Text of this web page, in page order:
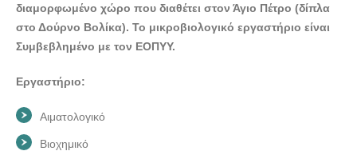
ΜΙΚΡΟΒΙΟΛΟΓΙΚΟ ΕΡΓΑΣΤΗΡΙΟ ΑΝΔΡΟΣ ΓΑΥΡΙΟ |
ΚΑΚΛΑΜΑΝΗΣ ΓΕΩΡΓΙΟΣ - doctors4u.gr
ΜΙΚΡΟΒΙΟΛΟΓΙΚΟ ΕΡΓΑΣΤΗΡΙΟ ΑΝΔΡΟΣ ΓΑΥΡΙΟ |
ΚΑΚΛΑΜΑΝΗΣ ΓΕΩΡΓΙΟΣ - doctors4u.gr
ΚΑΚΛΑΜΑΝΗΣ ΓΕΩΡΓΙΟΣ - doctors4u.gr
ΜΙΚΡΟΒΙΟΛΟΓΙΚΟ ΕΡΓΑΣΤΗΡΙΟ ΑΝΔΡΟΣ ΓΑΥΡΙΟ |
διαμορφωμένο χώρο που διαθέτει στον Άγιο Πέτρο (δίπλα
στο Δούρνο Βολίκα). Το μικροβιολογικό εργαστήριο είναι
Συμβεβλημένο με τον ΕΟΠΥΥ.
Εργαστήριο:
Αιματολογικό
Βιοχημικό